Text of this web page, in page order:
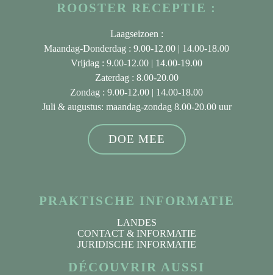
ROOSTER RECEPTIE :
Laagseizoen :
Maandag-Donderdag : 9.00-12.00 | 14.00-18.00
Vrijdag : 9.00-12.00 | 14.00-19.00
Zaterdag : 8.00-20.00
Zondag : 9.00-12.00 | 14.00-18.00
Juli & augustus: maandag-zondag 8.00-20.00 uur
DOE MEE
PRAKTISCHE INFORMATIE
LANDES
CONTACT & INFORMATIE
JURIDISCHE INFORMATIE
DÉCOUVRIR AUSSI